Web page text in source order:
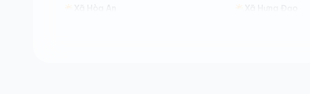
Xã Hòa An Xã Hưng Đạo